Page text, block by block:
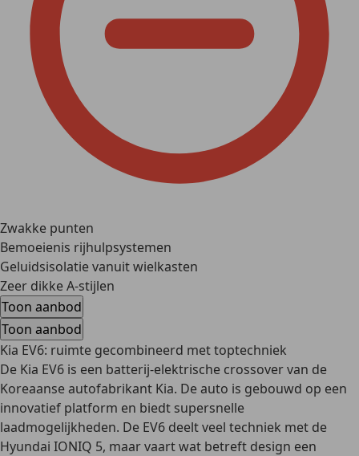
Zwakke punten
Bemoeienis rijhulpsystemen
Geluidsisolatie vanuit wielkasten
Zeer dikke A-stijlen
Toon aanbod
Toon aanbod
Kia EV6: ruimte gecombineerd met toptechniek
De Kia EV6 is een batterij-elektrische crossover van de
Koreaanse autofabrikant Kia. De auto is gebouwd op een
innovatief platform en biedt supersnelle
laadmogelijkheden. De EV6 deelt veel techniek met de
Hyundai IONIQ 5, maar vaart wat betreft design een